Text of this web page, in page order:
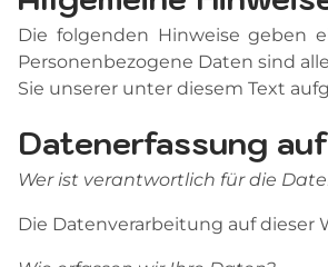
Die folgenden Hinweise geben
Personenbezogene Daten sind
Sie unserer unter diesem Text
Datenerfassung
Wer ist verantwortlich für die
Die Datenverarbeitung auf